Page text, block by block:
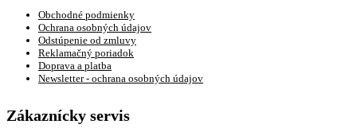
Obchodné podmienky
Ochrana osobných údajov
Odstúpenie od zmluvy
Reklamačný poriadok
Doprava a platba
Newsletter - ochrana osobných údajov
Zákaznícky servis